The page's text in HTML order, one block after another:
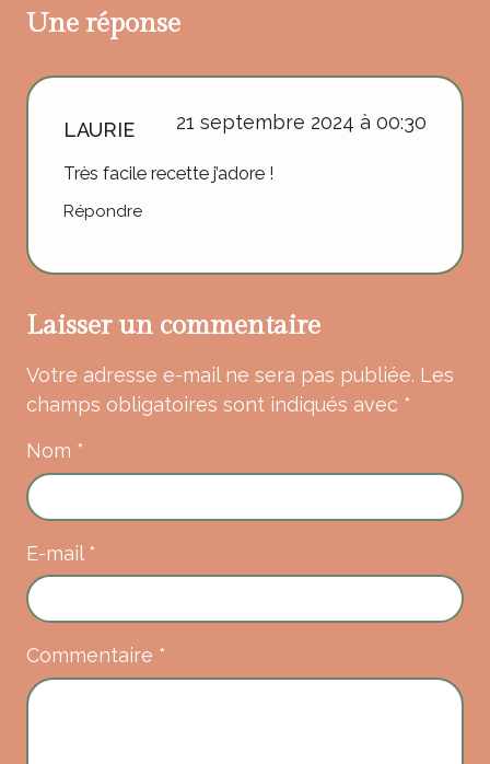
Une réponse
LAURIE 21 septembre 2024 à 00:30
Très facile recette j’adore !
Répondre
Laisser un commentaire
Votre adresse e-mail ne sera pas publiée. Les
champs obligatoires sont indiqués avec *
Commentaire *
Nom *
E-mail *